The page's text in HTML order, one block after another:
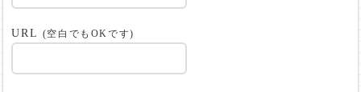
URL (空白でもOKです)